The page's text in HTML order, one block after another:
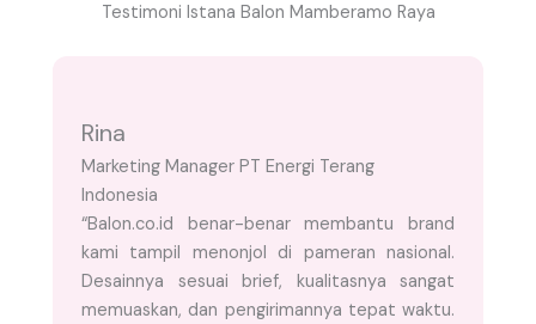
Testimoni Istana Balon Mamberamo Raya
Rina
Marketing Manager PT Energi Terang
Indonesia
“Balon.co.id benar-benar membantu brand
kami tampil menonjol di pameran nasional.
Desainnya sesuai brief, kualitasnya sangat
memuaskan, dan pengirimannya tepat waktu.